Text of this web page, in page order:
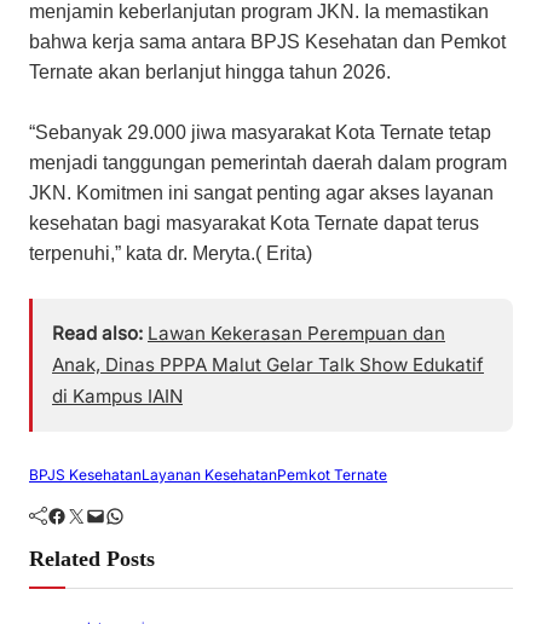
menjamin keberlanjutan program JKN. Ia memastikan
bahwa kerja sama antara BPJS Kesehatan dan Pemkot
Ternate akan berlanjut hingga tahun 2026.
“Sebanyak 29.000 jiwa masyarakat Kota Ternate tetap
menjadi tanggungan pemerintah daerah dalam program
JKN. Komitmen ini sangat penting agar akses layanan
kesehatan bagi masyarakat Kota Ternate dapat terus
terpenuhi,” kata dr. Meryta.( Erita)
Read also: Lawan Kekerasan Perempuan dan
Anak, Dinas PPPA Malut Gelar Talk Show Edukatif
di Kampus IAIN
BPJS KesehatanLayanan KesehatanPemkot Ternate
Facebook Twitter Mail
WhatsApp
Related Posts